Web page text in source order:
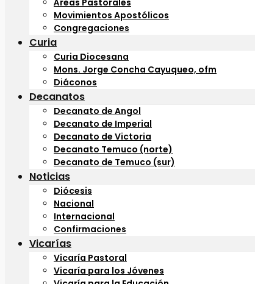
Áreas Pastorales
Movimientos Apostólicos
Congregaciones
Curia
Curia Diocesana
Mons. Jorge Concha Cayuqueo, ofm
Diáconos
Decanatos
Decanato de Angol
Decanato de Imperial
Decanato de Victoria
Decanato Temuco (norte)
Decanato de Temuco (sur)
Noticias
Diócesis
Nacional
Internacional
Confirmaciones
Vicarías
Vicaría Pastoral
Vicaría para los Jóvenes